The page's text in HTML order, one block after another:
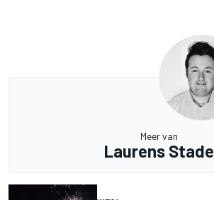
Meer van
Laurens Stade